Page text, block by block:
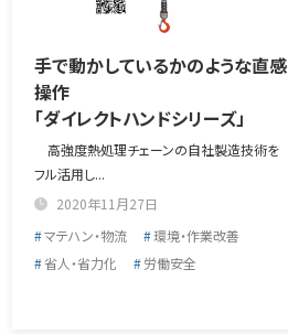
手で動かしているかのような直感
操作
「ダイレクトハンドシリーズ」
高強度熱処理チェーンの自社製造技術を
フル活用し...
2020年11月27日
マテハン・物流
環境・作業改善
省人・省力化
労働安全